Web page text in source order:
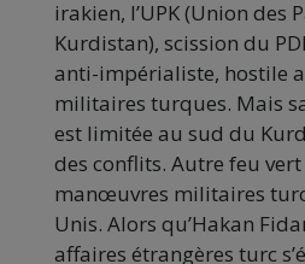
irakien, l’UPK (Union des
Kurdistan), scission du
anti-impérialiste, hostile
militaires turques. Mais
est limitée au sud du
des conflits. Autre feu
manœuvres militaires
Unis. Alors qu’Hakan
affaires étrangères turc